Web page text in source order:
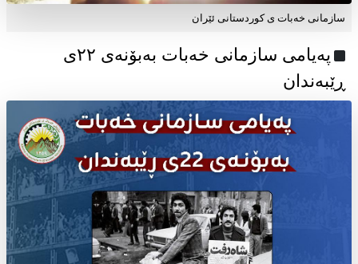
سازمانی خەبات ی کوردستانی ئێران
پەیامی سازمانی خەبات بەبۆنەی ۲۲ی
ڕێبەندان